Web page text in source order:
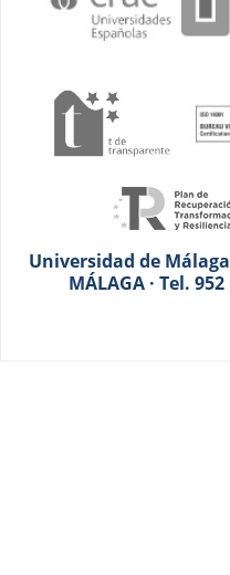
Universidad de
MÁLAGA · Tel.